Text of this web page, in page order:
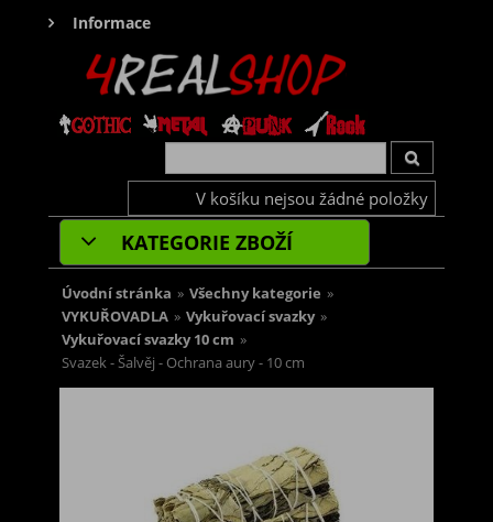
Informace
V košíku nejsou žádné položky
KATEGORIE ZBOŽÍ
Úvodní stránka » Všechny kategorie »
VYKUŘOVADLA » Vykuřovací svazky »
Vykuřovací svazky 10 cm »
Svazek - Šalvěj - Ochrana aury - 10 cm